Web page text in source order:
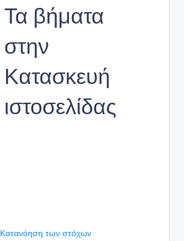
Τα βήματα
στην
Κατασκευή
ιστοσελίδας
Κατανόηση των στόχων